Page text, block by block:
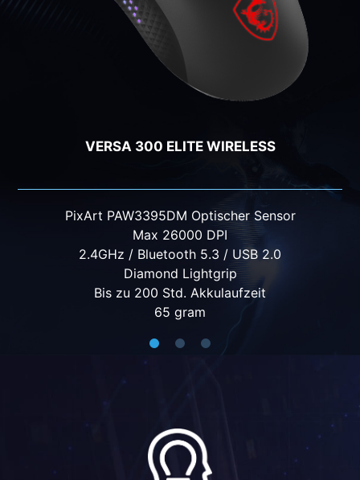
VERSA PRO WIRELESS
PixArt PAW-3395 Optischer Sensor
Max 26000 DPI
2.4GHz / Bluetooth 5.3 / USB 2.0
Diamond Lightgrip
Bis zu 80 Std. Akkulaufzeit
98 gram